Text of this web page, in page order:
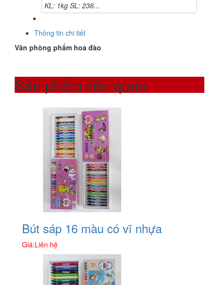
KL: 1kg SL: 236...
Thông tin chi tiết
Văn phòng phẩm hoa đào
Sản phẩm liên quan
Bút sáp 16 màu có vĩ nhựa
Giá:Liên hệ